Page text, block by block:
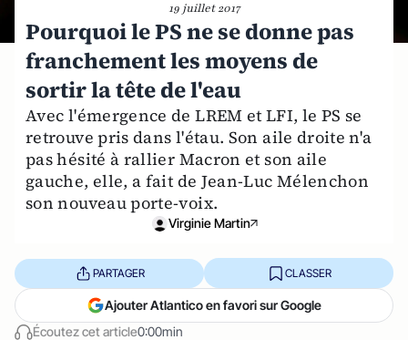
19 juillet 2017
Pourquoi le PS ne se donne pas
franchement les moyens de
sortir la tête de l'eau
Avec l'émergence de LREM et LFI, le PS se
retrouve pris dans l'étau. Son aile droite n'a
pas hésité à rallier Macron et son aile
gauche, elle, a fait de Jean-Luc Mélenchon
son nouveau porte-voix.
Virginie Martin
Écoutez cet article0:00min
PARTAGER CLASSER
Ajouter Atlantico en favori sur Google